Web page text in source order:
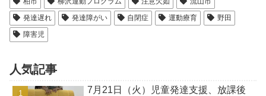
発達遅れ
発達障がい 自閉症 運動療育
野田
障害児
人気記事
7月21日（火）児童発達支援、放課後